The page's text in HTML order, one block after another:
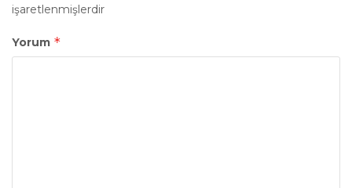
işaretlenmişlerdir
Yorum *